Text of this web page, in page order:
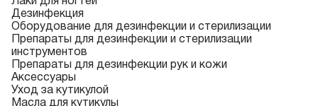
Дезинфекция
Оборудование для дезинфекции и стерилизации
Препараты для дезинфекции и стерилизации
инструментов
Препараты для дезинфекции рук и кожи
Аксессуары
Уход за кутикулой
Масла для кутикулы